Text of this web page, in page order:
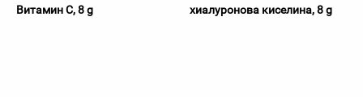
Витамин С, 8 g
хиалуронова киселина, 8 g